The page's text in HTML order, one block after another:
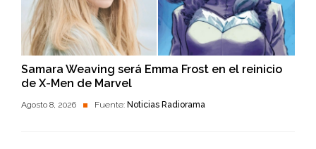
Samara Weaving será Emma Frost en el reinicio
de X-Men de Marvel
Agosto 8, 2026 Fuente: Noticias Radiorama